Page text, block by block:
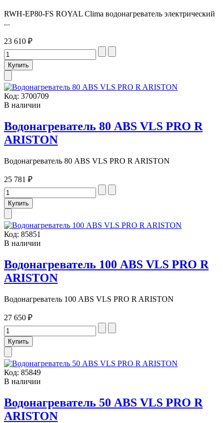
RWH-EP80-FS ROYAL Clima водонагреватель электрический
...
23 610 ₽
Код: 3700709
В наличии
Водонагреватель 80 ABS VLS PRO R
ARISTON
Водонагреватель 80 ABS VLS PRO R ARISTON
25 781 ₽
Код: 85851
В наличии
Водонагреватель 100 ABS VLS PRO R
ARISTON
Водонагреватель 100 ABS VLS PRO R ARISTON
27 650 ₽
Код: 85849
В наличии
Водонагреватель 50 ABS VLS PRO R
ARISTON